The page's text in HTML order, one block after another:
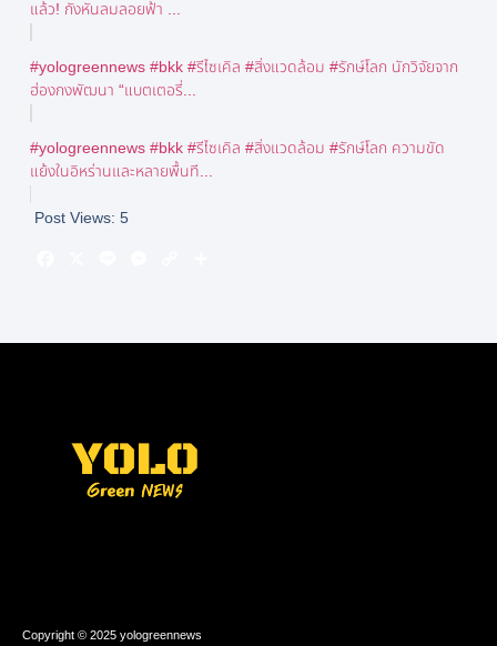
แล้ว! กังหันลมลอยฟ้า ...
#yologreennews #bkk #รีไซเคิล #สิ่งแวดล้อม #รักษ์โลก นักวิจัยจาก
ฮ่องกงพัฒนา “แบตเตอรี่...
#yologreennews #bkk #รีไซเคิล #สิ่งแวดล้อม #รักษ์โลก ความขัด
แย้งในอิหร่านและหลายพื้นที...
Post Views: 5
Copyright © 2025 yologreennews